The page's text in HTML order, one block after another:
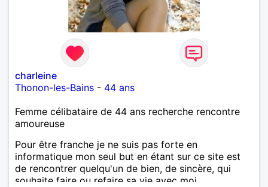
charleine
Thonon-les-Bains - 44 ans
Femme célibataire de 44 ans recherche rencontre
amoureuse
Pour être franche je ne suis pas forte en
informatique mon seul but en étant sur ce site est
de rencontrer quelqu'un de bien, de sincère, qui
souhaite faire ou refaire sa vie avec moi.